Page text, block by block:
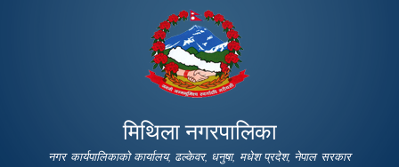
Skip to
main
content
मिथिला नगरपालिका
नगर कार्यपालिकाको कार्यालय, ढल्केवर, धनुषा, मधेश प्रदेश, नेपाल सरकार